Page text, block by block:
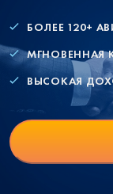
БОЛЕЕ 120+
МГНОВЕННАЯ
ВЫСОКАЯ